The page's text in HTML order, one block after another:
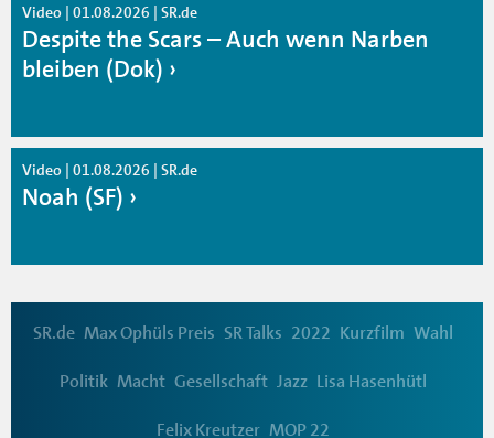
Video | 01.08.2026 | SR.de
Despite the Scars – Auch wenn Narben
bleiben (Dok)
Video | 01.08.2026 | SR.de
Noah (SF)
SR.de Max Ophüls Preis SR Talks 2022 Kurzfilm Wahl
Politik Macht Gesellschaft Jazz Lisa Hasenhütl
Felix Kreutzer MOP 22